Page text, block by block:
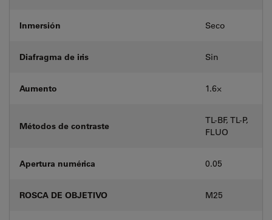
Inmersión Seco
Diafragma de iris Sin
Aumento 1.6⨉
Métodos de contraste
TL-BF, TL-P,
FLUO
Apertura numérica 0.05
ROSCA DE OBJETIVO M25